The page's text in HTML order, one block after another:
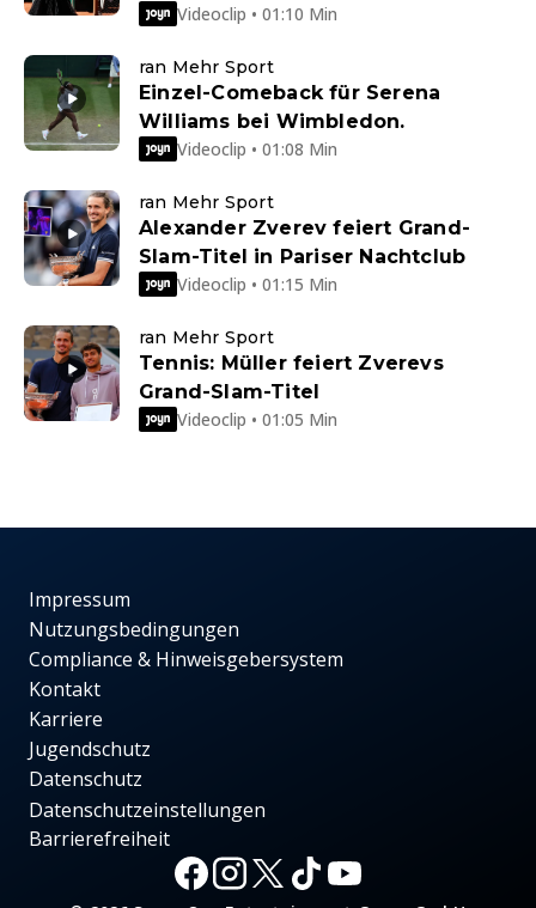
Videoclip • 01:10 Min
ran Mehr Sport
Einzel-Comeback für Serena
Williams bei Wimbledon.
Videoclip • 01:08 Min
ran Mehr Sport
Alexander Zverev feiert Grand-
Slam-Titel in Pariser Nachtclub
Videoclip • 01:15 Min
ran Mehr Sport
Tennis: Müller feiert Zverevs
Grand-Slam-Titel
Videoclip • 01:05 Min
Impressum
Nutzungsbedingungen
Compliance & Hinweisgebersystem
Kontakt
Karriere
Jugendschutz
Datenschutz
Datenschutzeinstellungen
Barrierefreiheit